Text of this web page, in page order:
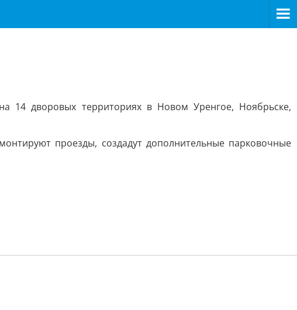
14 дворовых территориях в Новом Уренгое, Ноябрьске,
проезды, создадут дополнительные парковочные